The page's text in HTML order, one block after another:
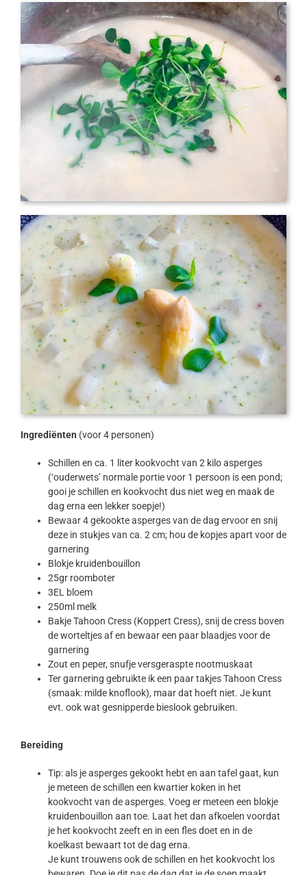
Ingrediënten (voor 4 personen)
Schillen en ca. 1 liter kookvocht van 2 kilo asperges
(‘ouderwets’ normale portie voor 1 persoon is een pond;
gooi je schillen en kookvocht dus niet weg en maak de
dag erna een lekker soepje!)
Bewaar 4 gekookte asperges van de dag ervoor en snij
deze in stukjes van ca. 2 cm; hou de kopjes apart voor de
garnering
Blokje kruidenbouillon
25gr roomboter
3EL bloem
250ml melk
Bakje Tahoon Cress (Koppert Cress), snij de cress boven
de worteltjes af en bewaar een paar blaadjes voor de
garnering
Zout en peper, snufje versgeraspte nootmuskaat
Ter garnering gebruikte ik een paar takjes Tahoon Cress
(smaak: milde knoflook), maar dat hoeft niet. Je kunt
evt. ook wat gesnipperde bieslook gebruiken.
Bereiding
Tip: als je asperges gekookt hebt en aan tafel gaat, kun
je meteen de schillen een kwartier koken in het
kookvocht van de asperges. Voeg er meteen een blokje
kruidenbouillon aan toe. Laat het dan afkoelen voordat
je het kookvocht zeeft en in een fles doet en in de
koelkast bewaart tot de dag erna.
Je kunt trouwens ook de schillen en het kookvocht los